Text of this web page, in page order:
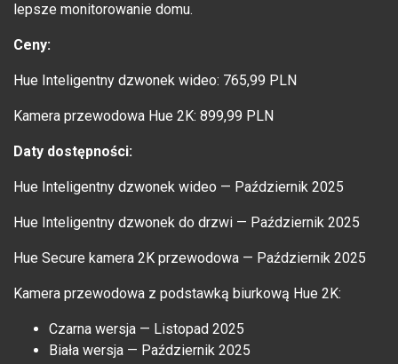
lepsze monitorowanie domu.
Ceny:
Hue Inteligentny dzwonek wideo: 765,99 PLN
Kamera przewodowa Hue 2K: 899,99 PLN
Daty dostępności:
Hue Inteligentny dzwonek wideo — Październik 2025
Hue Inteligentny dzwonek do drzwi — Październik 2025
Hue Secure kamera 2K przewodowa — Październik 2025
Kamera przewodowa z podstawką biurkową Hue 2K:
Czarna wersja — Listopad 2025
Biała wersja — Październik 2025